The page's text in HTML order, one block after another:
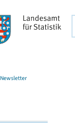
Newsletter